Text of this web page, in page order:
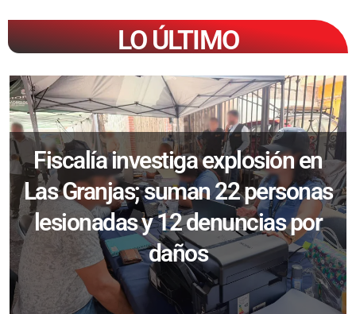
LO ÚLTIMO
Fiscalía investiga explosión en
Las Granjas; suman 22 personas
lesionadas y 12 denuncias por
daños